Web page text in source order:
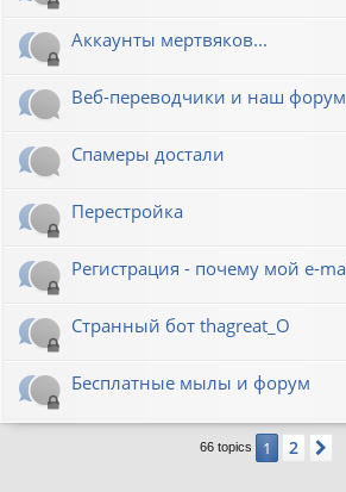
Аккаунты мертвяков...
Веб-переводчики и наш форум
Спамеры достали
Перестройка
Регистрация - почему мой e-
Странный бот thagreat_O
Бесплатные мылы и форум
66 topics 1 2